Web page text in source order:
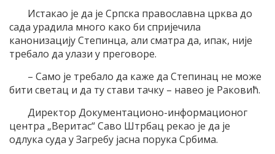
Истакао је да је Српска православна црква до
сада урадила много како би спријечила
канонизацију Степинца, али сматра да, ипак, није
требало да улази у преговоре.
– Само је требало да каже да Степинац не може
бити светац и да ту стави тачку – навео је Раковић.
Директор Документационо-информационог
центра „Веритас“ Саво Штрбац рекао је да је
одлука суда у Загребу јасна порука Србима.